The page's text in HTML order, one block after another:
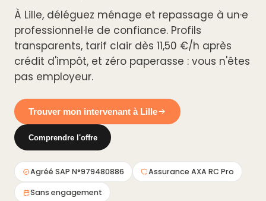
À Lille, déléguez ménage et repassage à un·e
professionnel·le de confiance. Profils
transparents, tarif clair dès 11,50 €/h après
crédit d'impôt, et zéro paperasse : vous n'êtes
pas employeur.
Trouver mon intervenant à Lille
Comprendre l'offre
Agréé SAP N°979480886 Assurance AXA RC Pro
Sans engagement